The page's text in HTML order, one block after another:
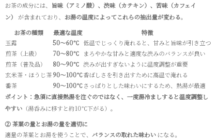
お茶の成分には、
旨味（アミノ酸）、渋味（カテキン）、苦味（カフェイ
ン）
が含まれており、 お湯の温度によってこれらの抽出量が変わる。
お茶の種類
最適な温度
特徴
玉露
50～60℃ 低温でじっくり淹れると、甘みと旨味が引き立つ
煎茶（上級）
70～80℃ まろやかな甘みと適度な渋みのバランスが良い
煎茶（普及品）
80～90℃ 渋みが出すぎないように温度調整が重要
玄米茶・ほうじ茶90～100℃香ばしさを引き出すために高温で淹れる
番茶
90～100℃ さっぱりとした味わいにするため、熱湯が最適
ポイント：急須に直接熱湯を注ぐのではなく、一度湯冷ましすると温度調整し
やすい （湯呑みに移すと約10℃下がる）。
② 茶葉の量とお湯の量を適切に
適量の茶葉とお湯を使うことで、 バランスの取れた味わい になる。